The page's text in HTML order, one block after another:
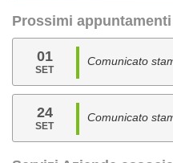
Prossimi appuntamenti
01
SET
Comunicato
24
SET
Comunicato